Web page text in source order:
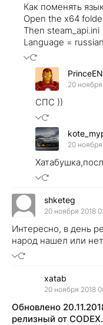
Как поменять
Open the x64
Then steam_api.ini
Language =
20 ноября
СПС ))
20
shketeg
20 ноября 2018
Интересно, в день
народ нашел или
xatab
20 ноября 2018
Обновлено
релизный от CODEX.